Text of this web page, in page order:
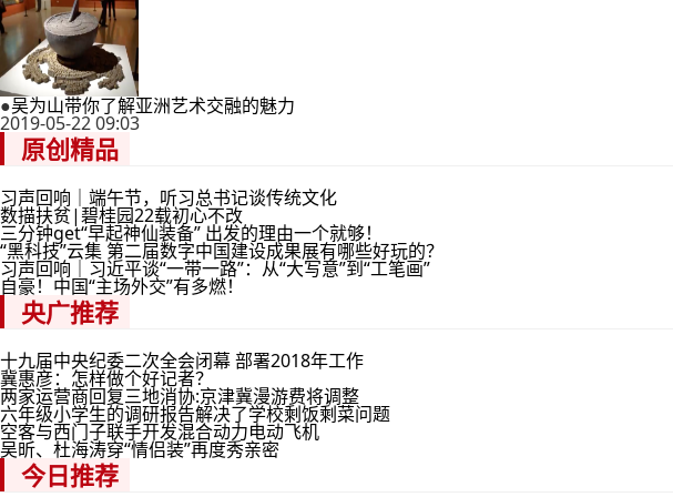
●吴为山带你了解亚洲艺术交融的魅力
2019-05-22 09:03
原创精品
习声回响｜端午节，听习总书记谈传统文化
数描扶贫|碧桂园22载初心不改
三分钟get“早起神仙装备” 出发的理由一个就够！
“黑科技”云集 第二届数字中国建设成果展有哪些好玩的？
习声回响｜习近平谈“一带一路”：从“大写意”到“工笔画”
自豪！中国“主场外交”有多燃！
央广推荐
十九届中央纪委二次全会闭幕 部署2018年工作
冀惠彦：怎样做个好记者？
两家运营商回复三地消协:京津冀漫游费将调整
六年级小学生的调研报告解决了学校剩饭剩菜问题
空客与西门子联手开发混合动力电动飞机
吴昕、杜海涛穿“情侣装”再度秀亲密
今日推荐